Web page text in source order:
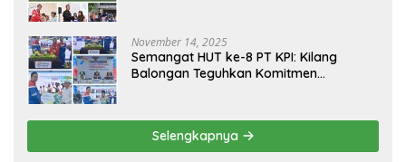
November 14, 2025
Semangat HUT ke-8 PT KPI: Kilang
Balongan Teguhkan Komitmen
Pendidikan
Selengkapnya